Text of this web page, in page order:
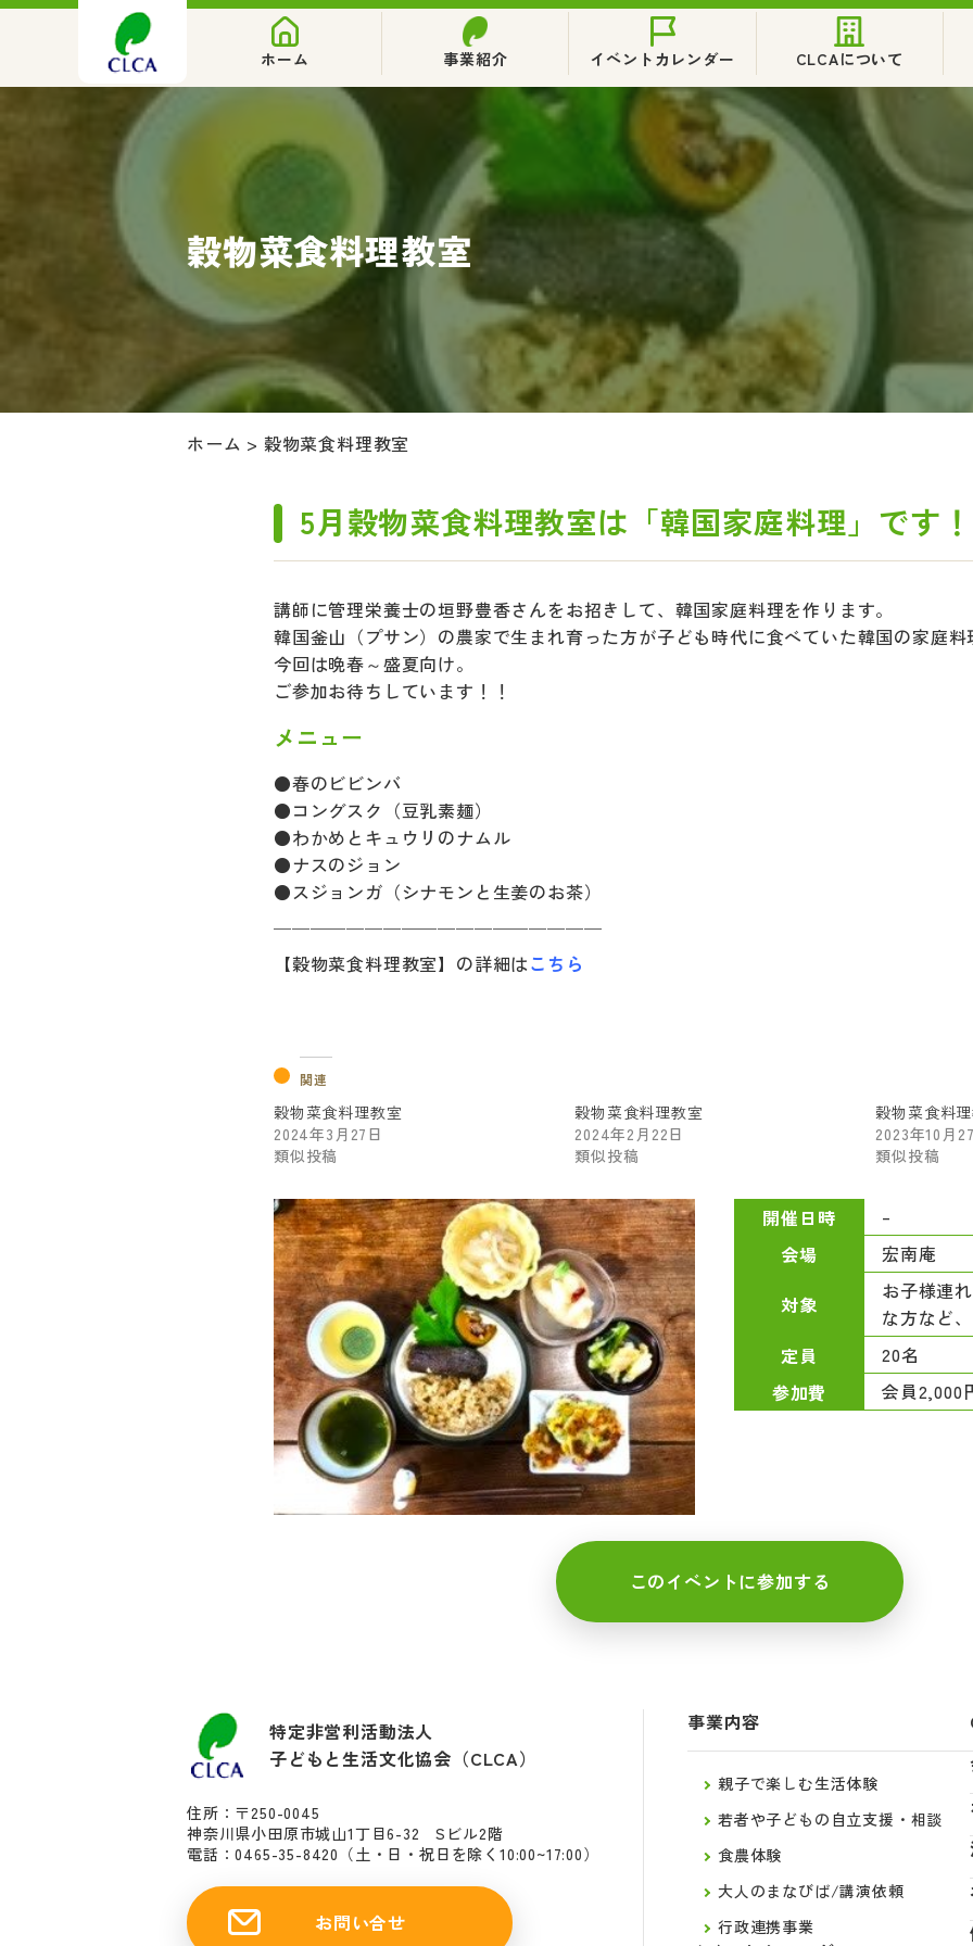
ホーム 事業紹介 イベントカレンダー CLCAについて
穀物菜食料理教室
ホーム > 穀物菜食料理教室
5月穀物菜食料理教室は「韓国家庭料理」です！
講師に管理栄養士の垣野豊香さんをお招きして、韓国家庭料理を作ります。
韓国釜山（プサン）の農家で生まれ育った方が子ども時代に食べていた韓国の家庭料
今回は晩春～盛夏向け。
ご参加お待ちしています！！
メニュー
●春のビビンバ
●コングスク（豆乳素麺）
●わかめとキュウリのナムル
●ナスのジョン
●スジョンガ（シナモンと生姜のお茶）
￣￣￣￣￣￣￣￣￣￣￣￣￣￣￣￣￣￣
【穀物菜食料理教室】の詳細はこちら
関連
穀物菜食料理教室
2024年3月27日
類似投稿
穀物菜食料理教室
2024年2月22日
類似投稿
穀物菜食料
2023年10月
類似投稿
開催日時
–
会場
宏南庵
対象
お子様連
な方など
定員
20名
参加費
会員
このイベントに参加する
特定非営利活動法人
子どもと生活文化協会（CLCA）
住所：〒250-0045
神奈川県小田原市城山1丁目6-32 Sビル2階
電話：0465-35-8420 （土・日・祝日を除く10:00~17:00）
お問い合せ
事業内容
親子で楽しむ生活体験
若者や子どもの自立支援・相談
食農体験
大人のまなびば/講演依頼
行政連携事業